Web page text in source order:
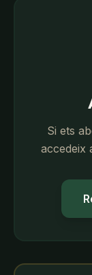
Si ets
accedeix